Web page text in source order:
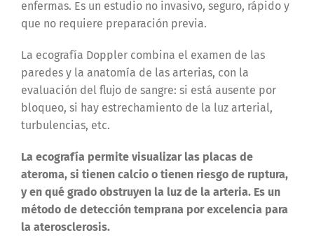
enfermas. Es un estudio no invasivo, seguro, rápido y
que no requiere preparación previa.
La ecografía Doppler combina el examen de las
paredes y la anatomía de las arterias, con la
evaluación del flujo de sangre: si está ausente por
bloqueo, si hay estrechamiento de la luz arterial,
turbulencias, etc.
La ecografía permite visualizar las placas de
ateroma, si tienen calcio o tienen riesgo de ruptura,
y en qué grado obstruyen la luz de la arteria. Es un
método de detección temprana por excelencia para
la aterosclerosis.